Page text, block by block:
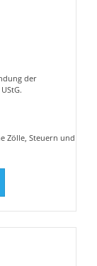
der
Zölle, Steuern und